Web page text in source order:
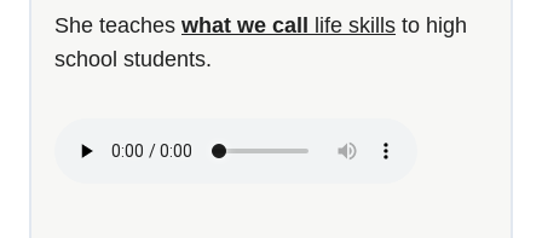
She teaches what we call life skills to high
school students.